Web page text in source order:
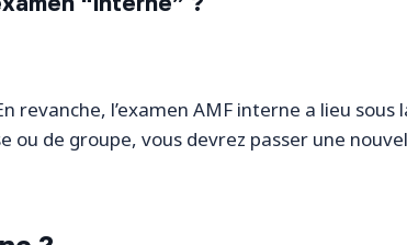
revanche, l’examen AMF interne a lieu
ou de groupe, vous devrez passer une